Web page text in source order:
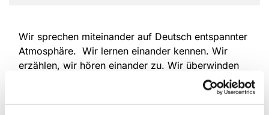
Wir sprechen miteinander auf Deutsch entspannter
Atmosphäre. Wir lernen einander kennen. Wir
erzählen, wir hören einander zu. Wir überwinden
Muttersprachler/Innen sind herzlich willkommen.